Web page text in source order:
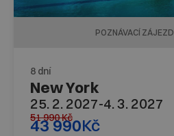
POZNÁVACÍ ZÁJEZD
8 dní
New York
25. 2. 2027-4. 3. 2027
51 990Kč
43 990Kč